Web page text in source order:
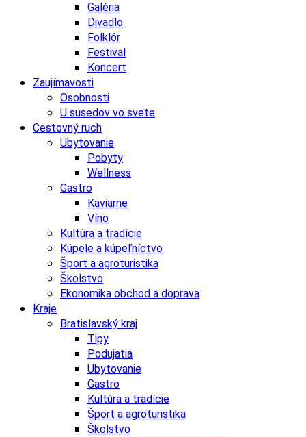
Galéria
Divadlo
Folklór
Festival
Koncert
Zaujímavosti
Osobnosti
U susedov vo svete
Cestovný ruch
Ubytovanie
Pobyty
Wellness
Gastro
Kaviarne
Víno
Kultúra a tradície
Kúpele a kúpeľníctvo
Šport a agroturistika
Školstvo
Ekonomika obchod a doprava
Kraje
Bratislavský kraj
Tipy
Podujatia
Ubytovanie
Gastro
Kultúra a tradície
Šport a agroturistika
Školstvo